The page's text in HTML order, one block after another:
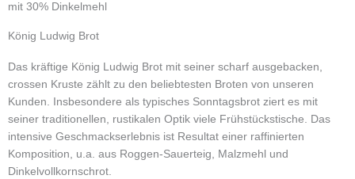
mit 30% Dinkelmehl
König Ludwig Brot
Das kräftige König Ludwig Brot mit seiner scharf ausgebacken,
crossen Kruste zählt zu den beliebtesten Broten von unseren
Kunden. Insbesondere als typisches Sonntagsbrot ziert es mit
seiner traditionellen, rustikalen Optik viele Frühstückstische. Das
intensive Geschmackserlebnis ist Resultat einer raffinierten
Komposition, u.a. aus Roggen-Sauerteig, Malzmehl und
Dinkelvollkornschrot.